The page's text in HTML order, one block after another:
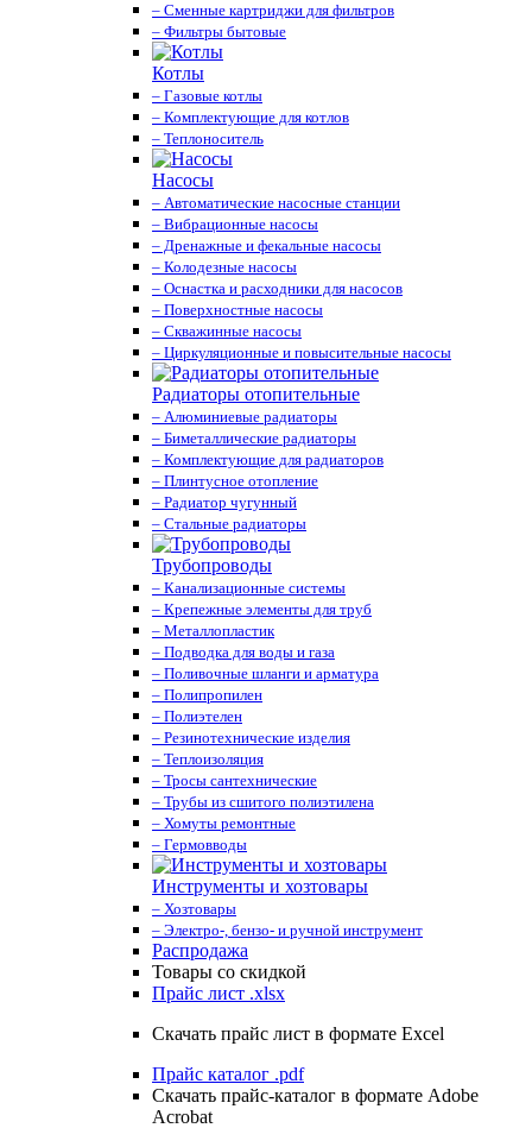
– Сменные картриджи для фильтров
– Фильтры бытовые
Котлы
– Газовые котлы
– Комплектующие для котлов
– Теплоноситель
Насосы
– Автоматические насосные станции
– Вибрационные насосы
– Дренажные и фекальные насосы
– Колодезные насосы
– Оснастка и расходники для насосов
– Поверхностные насосы
– Скважинные насосы
– Циркуляционные и повысительные насосы
Радиаторы отопительные
– Алюминиевые радиаторы
– Биметаллические радиаторы
– Комплектующие для радиаторов
– Плинтусное отопление
– Радиатор чугунный
– Стальные радиаторы
Трубопроводы
– Канализационные системы
– Крепежные элементы для труб
– Металлопластик
– Подводка для воды и газа
– Поливочные шланги и арматура
– Полипропилен
– Полиэтелен
– Резинотехнические изделия
– Теплоизоляция
– Тросы сантехнические
– Трубы из сшитого полиэтилена
– Хомуты ремонтные
– Гермовводы
Инструменты и хозтовары
– Хозтовары
– Электро-, бензо- и ручной инструмент
Распродажа
Товары со скидкой
Прайс лист .xlsx
Скачать прайс лист в формате Excel
Прайс каталог .pdf
Скачать прайс-каталог в формате Adobe
Acrobat